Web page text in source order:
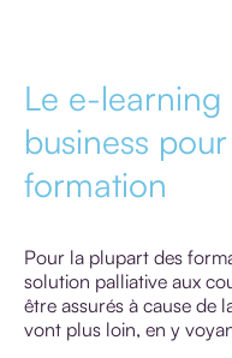
Le e-
business
formation
Pour la plupart des
solution palliative aux
être assurés à cause de
vont plus loin, en y